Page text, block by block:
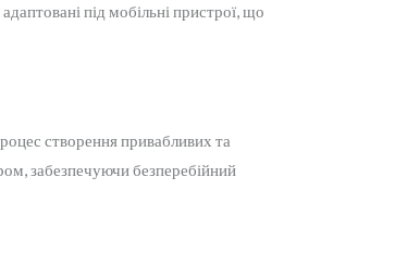
під мобільні пристрої, що
створення привабливих та
забезпечуючи безперебійний